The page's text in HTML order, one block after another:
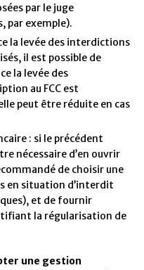
par le juge
par exemple).
la levée des interdictions
il est possible de
la levée des
au FCC est
peut être réduite en cas
: si le précédent
nécessaire d’en ouvrir
de choisir une
en situation d’interdit
et de fournir
la régularisation de
une gestion